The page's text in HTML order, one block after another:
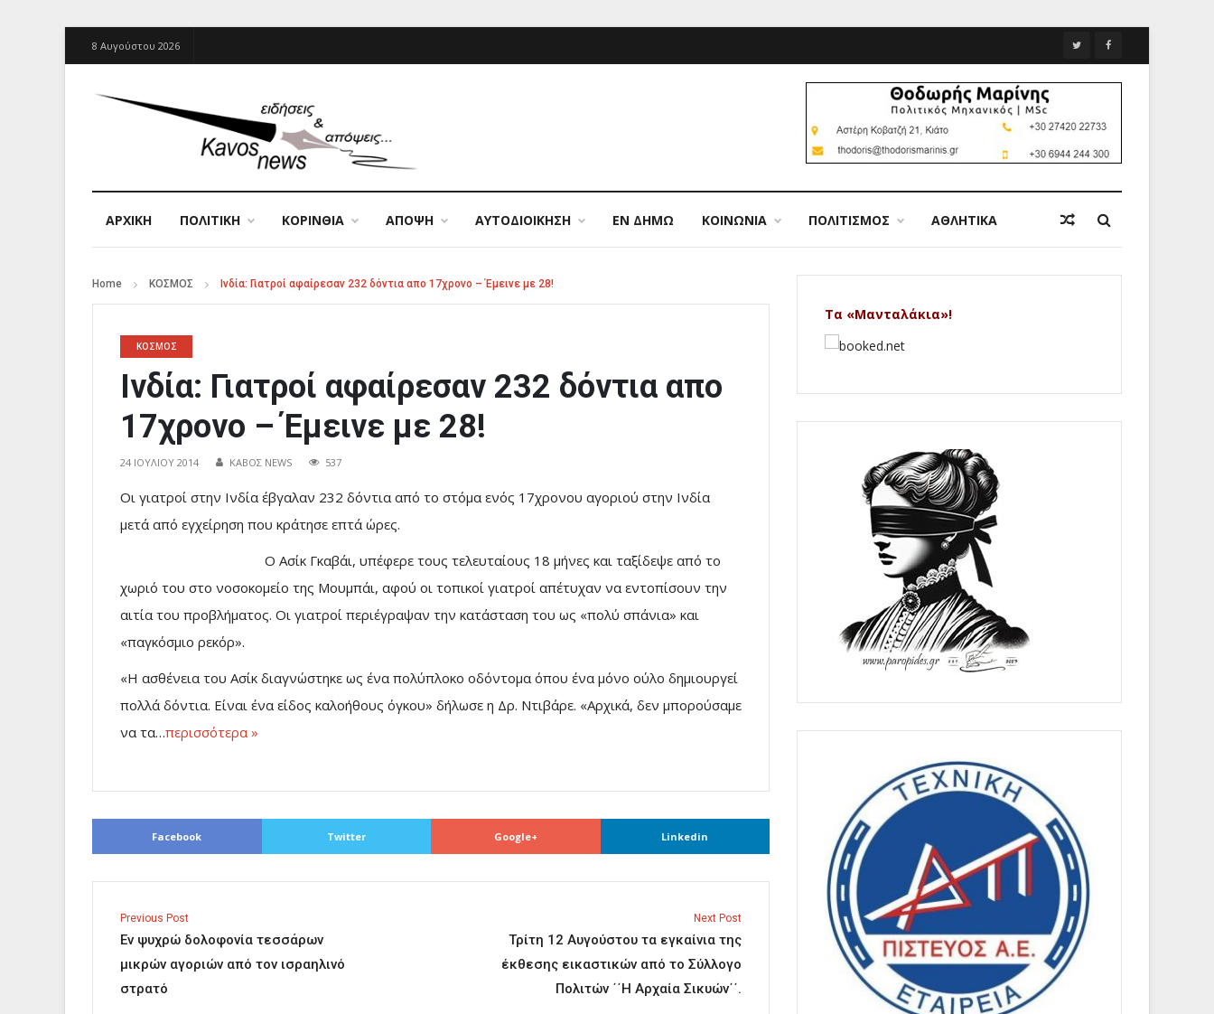
8 Αυγούστου 2026
ΑΡΧΙΚΉ ΠΟΛΙΤΙΚΗ ΚΟΡΙΝΘΙΑ ΑΠΟΨΗ ΑΥΤΟΔΙΟΙΚΗΣΗ ΕΝ ΔΗΜΩ ΚΟΙΝΩΝΙΑ ΠΟΛΙΤΙΣΜΟΣ ΑΘΛΗΤΙΚΑ
Home ΚΟΣΜΟΣ Ινδία: Γιατροί αφαίρεσαν 232 δόντια απο 17χρονο – Έμεινε με 28!
ΚΟΣΜΟΣ
Ινδία: Γιατροί αφαίρεσαν 232 δόντια απο
17χρονο – Έμεινε με 28!
24 ΙΟΥΛΊΟΥ 2014 ΚΑΒΟΣ NEWS 537
Οι γιατροί στην Ινδία έβγαλαν 232 δόντια από το στόμα ενός 17χρονου αγοριού στην Ινδία
μετά από εγχείρηση που κράτησε επτά ώρες.
Ο Ασίκ Γκαβάι, υπέφερε τους τελευταίους 18 μήνες και ταξίδεψε από το
χωριό του στο νοσοκομείο της Μουμπάι, αφού οι τοπικοί γιατροί απέτυχαν να εντοπίσουν την
αιτία του προβλήματος. Οι γιατροί περιέγραψαν την κατάσταση του ως «πολύ σπάνια» και
«παγκόσμιο ρεκόρ».
«Η ασθένεια του Ασίκ διαγνώστηκε ως ένα πολύπλοκο οδόντομα όπου ένα μόνο ούλο δημιουργεί
πολλά δόντια. Είναι ένα είδος καλοήθους όγκου» δήλωσε η Δρ. Ντιβάρε. «Αρχικά, δεν μπορούσαμε
να τα…περισσότερα »
Facebook Twitter Google+ Linkedin
Previous Post
Εν ψυχρώ δολοφονία τεσσάρων
μικρών αγοριών από τον ισραηλινό
στρατό
Next Post
Τρίτη 12 Αυγούστου τα εγκαίνια της
έκθεσης εικαστικών από το Σύλλογο
Πολιτών ΄΄Η Αρχαία Σικυών΄΄.
Τα «Μανταλάκια»!